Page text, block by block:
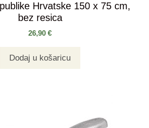
Hrvatske 150 x 75 cm,
bez resica
26,90 €
Dodaj u košaricu